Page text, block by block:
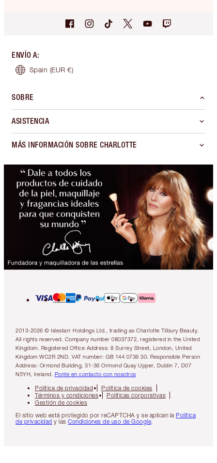
ENVÍO A:
Spain (EUR €)
SOBRE
ASISTENCIA
MÁS INFORMACIÓN SOBRE CHARLOTTE
2013-2026 © Islestarr Holdings Ltd., trading as Charlotte Tilbury Beauty.
All rights reserved. Company number 08037372, registered in the United
Kingdom. Registered Office Address: 8 Surrey Street, London, United
Kingdom WC2R 2ND. VAT number: GB 144 0736 30. Responsible Person
Address: Ormond Building, 31-36 Ormond Quay Upper, Dublin 7, D07
N5YH, Ireland. Ponte en contacto con nosotros
Política de privacidad
Política de cookies
Términos y condiciones
Políticas corporativas
Gestión de cookies
El sitio web está protegido por reCAPTCHA y se aplican la Política
de privacidad y las Condiciones de uso de Google.